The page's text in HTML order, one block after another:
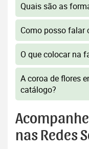
Quais são as
Como posso falar
O que colocar na
A coroa de flores
catálogo?
nas Redes